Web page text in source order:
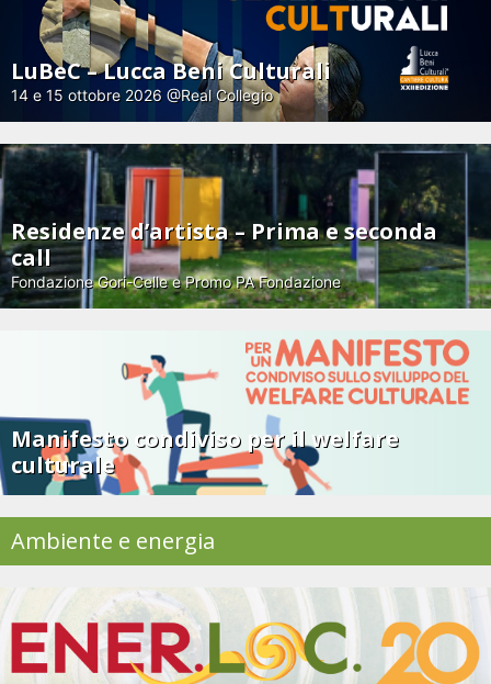
LuBeC – Lucca Beni Culturali
14 e 15 ottobre 2026 @Real Collegio
Residenze d’artista – Prima e seconda
call
Fondazione Gori-Celle e Promo PA Fondazione
Manifesto condiviso per il welfare
culturale
Ambiente e energia